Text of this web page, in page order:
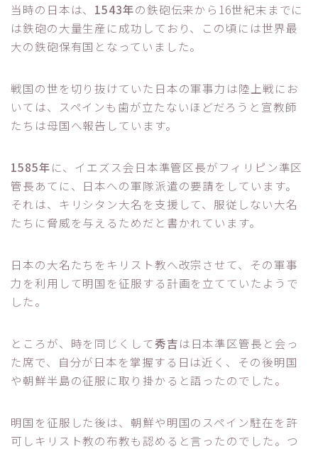
当時の日本は、 1543年の鉄砲伝来から16世紀末までに
は鉄砲の大量生産に成功しており、この頃には世界最
大の鉄砲保有国となっていました。
戦国の世を切り抜けていた日本の軍事力は陸上戦にお
いては、スペインも歯が立たないほどだろうと宣教師
たちは母国へ報告しています。
1585年に、イエズス会日本準管区長がフィリピン準区
管長あてに、日本への軍隊派遣の要請をしています。
それは、キリシタン大名を支援して、服従しない大名
たちに脅威を与えるためだと書かれています。
日本の大名たちをキリスト教へ改宗させて、その軍事
力を利用して明国を征服する計画を立てていたようで
した。
ところが、時を同じくして秀吉は日本準区管長と会っ
た席で、自分が日本を掌握する日は近く、その後明国
や朝鮮半島の征服に取り掛かると語ったのでした。
明国を征服した後は、朝鮮や明国のスペイン駐在を許
可しキリスト教の布教も認めると言ったのでした。つ